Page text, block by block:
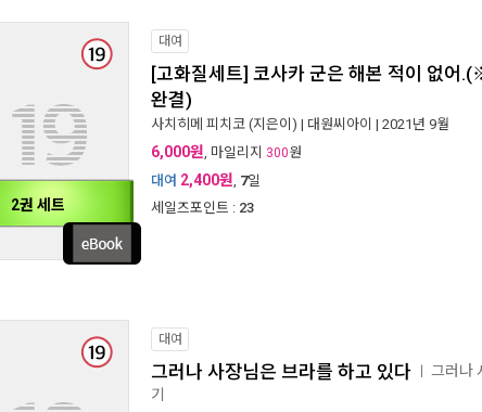
2권 세트
대여
[고화질세트] 코사카 군은 해본 적이 없어
완결)
사치히메 피치코 (지은이) | 대원씨아이 | 2021년 9월
6,000원 , 마일리지 300원
대여 2,400원 7일
세일즈포인트 : 23
대여
그러나 사장님은 브라를 하고 있다 그러나
기